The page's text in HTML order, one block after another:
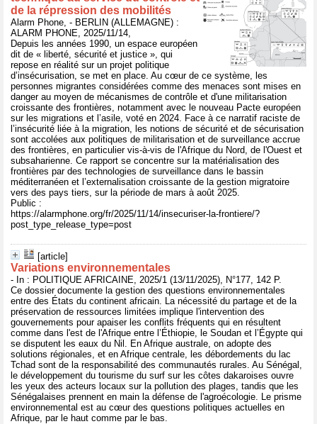
de la répression des mobilités
Alarm Phone, - BERLIN (ALLEMAGNE) :
ALARM PHONE, 2025/11/14,
Depuis les années 1990, un espace européen
dit de « liberté, sécurité et justice », qui
repose en réalité sur un projet politique
d’insécurisation, se met en place. Au cœur de ce système, les
personnes migrantes considérées comme des menaces sont mises en
danger au moyen de mécanismes de contrôle et d'une militarisation
croissante des frontières, notamment avec le nouveau Pacte européen
sur les migrations et l’asile, voté en 2024. Face à ce narratif raciste de
l’insécurité liée à la migration, les notions de sécurité et de sécurisation
sont accolées aux politiques de militarisation et de surveillance accrue
des frontières, en particulier vis-à-vis de l'Afrique du Nord, de l'Ouest et
subsaharienne. Ce rapport se concentre sur la matérialisation des
frontières par des technologies de surveillance dans le bassin
méditerranéen et l’externalisation croissante de la gestion migratoire
vers des pays tiers, sur la période de mars à août 2025.
Public :
https://alarmphone.org/fr/2025/11/14/insecuriser-la-frontiere/?
post_type_release_type=post
[article]
Variations environnementales
- In : POLITIQUE AFRICAINE, 2025/1 (13/11/2025), N°177, 142 P.
Ce dossier documente la gestion des questions environnementales
entre des États du continent africain. La nécessité du partage et de la
préservation de ressources limitées implique l'intervention des
gouvernements pour apaiser les conflits fréquents qui en résultent
comme dans l'est de l'Afrique entre l’Éthiopie, le Soudan et l’Égypte qui
se disputent les eaux du Nil. En Afrique australe, on adopte des
solutions régionales, et en Afrique centrale, les débordements du lac
Tchad sont de la responsabilité des communautés rurales. Au Sénégal,
le développement du tourisme du surf sur les côtes dakaroises ouvre
les yeux des acteurs locaux sur la pollution des plages, tandis que les
Sénégalaises prennent en main la défense de l'agroécologie. Le prisme
environnemental est au cœur des questions politiques actuelles en
Afrique, par le haut comme par le bas.